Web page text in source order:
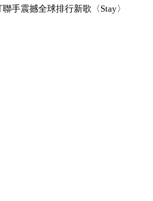
手震撼全球排行新歌〈Stay〉